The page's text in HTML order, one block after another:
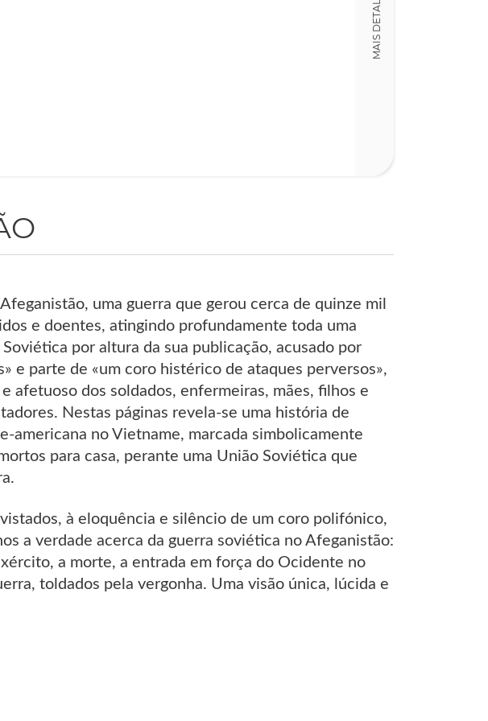
MAIS DETALHES
uma guerra que gerou cerca de quinze mil
e doentes, atingindo profundamente toda uma
por altura da sua publicação, acusado por
e parte de «um coro histérico de ataques perversos»,
afetuoso dos soldados, enfermeiras, mães, filhos e
Nestas páginas revela-se uma história de
americana no Vietname, marcada simbolicamente
para casa, perante uma União Soviética que
à eloquência e silêncio de um coro polifónico,
a verdade acerca da guerra soviética no Afeganistão:
a morte, a entrada em força do Ocidente no
toldados pela vergonha. Uma visão única, lúcida e